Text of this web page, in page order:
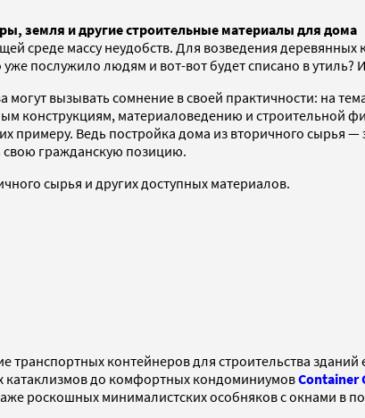
земля и другие строительные материалы для дома
среде массу неудобств. Для возведения
послужило людям и вот-вот будет списано в утиль?
вызывать сомнение в своей практичности: на
конструкциям, материаловедению и строительной
примеру. Ведь постройка дома из вторичного сырья —
свою гражданскую позицию.
сырья и других доступных материалов.
контейнеров для строительства зданий
катаклизмов до комфортных кондоминиумовContainer
роскошных минималистских особняков с окнами в